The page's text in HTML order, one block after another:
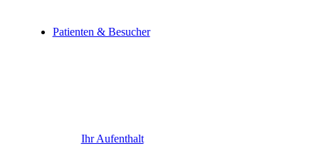
Patienten & Besucher
Ihr Aufenthalt